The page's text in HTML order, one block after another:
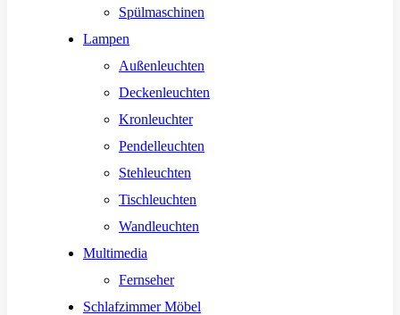
Spülmaschinen
Lampen
Außenleuchten
Deckenleuchten
Kronleuchter
Pendelleuchten
Stehleuchten
Tischleuchten
Wandleuchten
Multimedia
Fernseher
Schlafzimmer Möbel